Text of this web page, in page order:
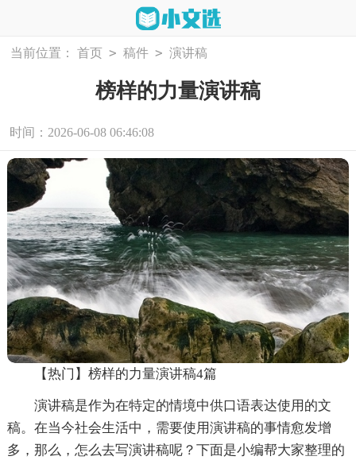
当前位置： 首页 > 稿件 > 演讲稿
榜样的力量演讲稿
时间：2026-06-08 06:46:08
【热门】榜样的力量演讲稿4篇
演讲稿是作为在特定的情境中供口语表达使用的文
稿。在当今社会生活中，需要使用演讲稿的事情愈发增
多，那么，怎么去写演讲稿呢？下面是小编帮大家整理的